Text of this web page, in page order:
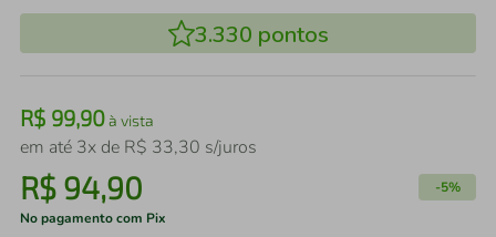
3.330 pontos
R$ 99,90à vista
em até 3x de R$ 33,30 s/juros
R$ 94,90 -5%
No pagamento com Pix